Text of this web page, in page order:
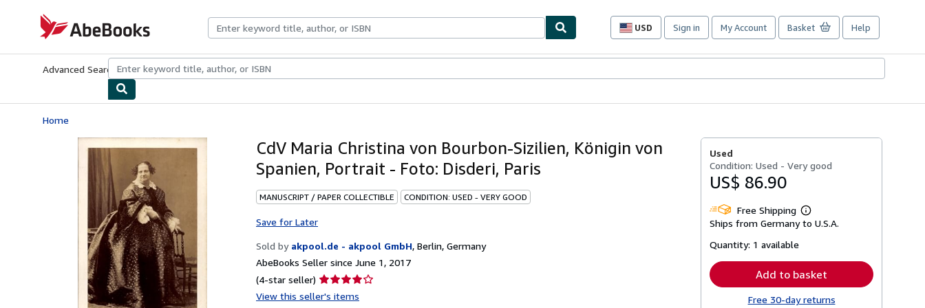
AbeBooks.com
USD
Site
preferences
Sign in My Account Basket Help
Advanced Search Browse CollectionsRare BooksArt & Collectibles
Home
CdV Maria Christina von Bourbon-Sizilien, Königin von
Spanien, Portrait - Foto: Disderi, Paris
MANUSCRIPT / PAPER COLLECTIBLE CONDITION: USED - VERY GOOD
Save for Later
Sold by akpool.de - akpool GmbH, Berlin, Germany
AbeBooks Seller since June 1, 2017
(4-star seller) Seller
rating
View this seller's items
Used
Condition: Used - Very good
US$ 86.90
Free Shipping
Learn
more
Ships from Germany to U.S.A.
Quantity: 1 available
Add to basket
Free 30-day returns